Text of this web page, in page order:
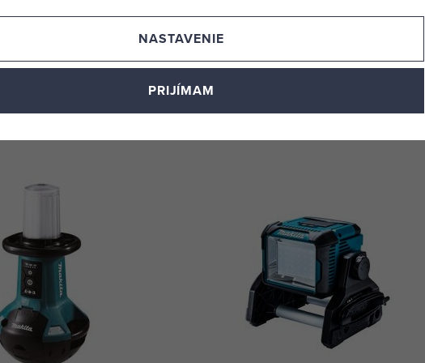
výkon 3000, 1800, 1000
284,54 €
14,4V + 18V Li-ion
Výkonná lampa s možnosťou napájania zo
v alebo 18V
skladom 2 ks 144,19 €
NASTAVENIE
PRIJÍMAM